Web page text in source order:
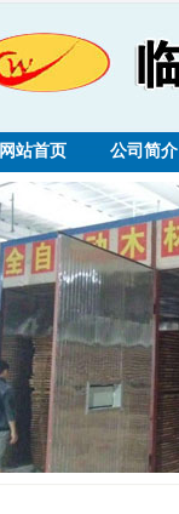
网站首页 公司简介